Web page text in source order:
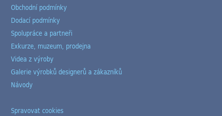
Obchodní podmínky
Dodací podmínky
Spolupráce a partneři
Exkurze, muzeum, prodejna
Videa z výroby
Galerie výrobků designerů a zákazníků
Návody
Spravovat cookies